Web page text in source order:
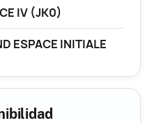
IV (JK0)
ESPACE INITIALE